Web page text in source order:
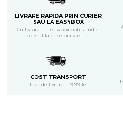
LIVRARE RAPIDA PRIN CURIER
SAU LA EASYBOX
Cu livrarea la easybox poti sa ridici
coletul la orice ora vrei tu!
COST TRANSPORT
Taxa de livrare - 19.99 lei